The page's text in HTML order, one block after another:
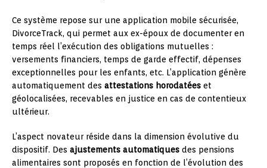
Ce système repose sur une application mobile sécurisée,
DivorceTrack, qui permet aux ex-époux de documenter en
temps réel l’exécution des obligations mutuelles :
versements financiers, temps de garde effectif, dépenses
exceptionnelles pour les enfants, etc. L’application génère
automatiquement des attestations horodatées et
géolocalisées, recevables en justice en cas de contentieux
ultérieur.
L’aspect novateur réside dans la dimension évolutive du
dispositif. Des ajustements automatiques des pensions
alimentaires sont proposés en fonction de l’évolution des